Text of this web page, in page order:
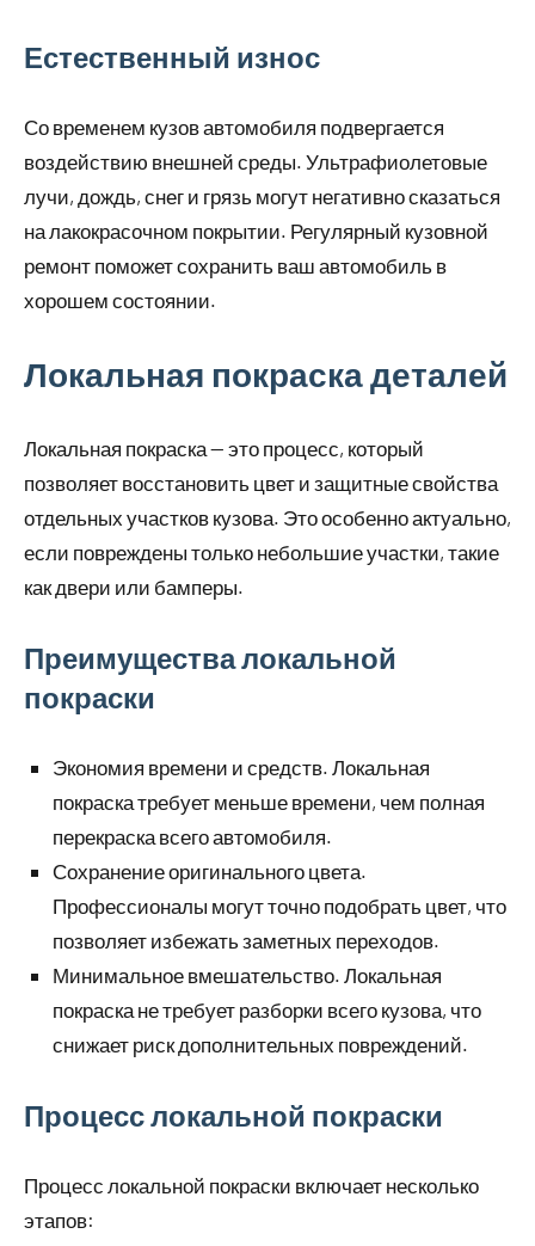
Естественный износ
Со временем кузов автомобиля подвергается
воздействию внешней среды. Ультрафиолетовые
лучи, дождь, снег и грязь могут негативно сказаться
на лакокрасочном покрытии. Регулярный кузовной
ремонт поможет сохранить ваш автомобиль в
хорошем состоянии.
Локальная покраска деталей
Локальная покраска — это процесс, который
позволяет восстановить цвет и защитные свойства
отдельных участков кузова. Это особенно актуально,
если повреждены только небольшие участки, такие
как двери или бамперы.
Преимущества локальной
покраски
Экономия времени и средств. Локальная
покраска требует меньше времени, чем полная
перекраска всего автомобиля.
Сохранение оригинального цвета.
Профессионалы могут точно подобрать цвет, что
позволяет избежать заметных переходов.
Минимальное вмешательство. Локальная
покраска не требует разборки всего кузова, что
снижает риск дополнительных повреждений.
Процесс локальной покраски
Процесс локальной покраски включает несколько
этапов: